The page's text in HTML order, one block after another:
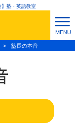
】塾・英語教室
MENU
> 塾長の本音